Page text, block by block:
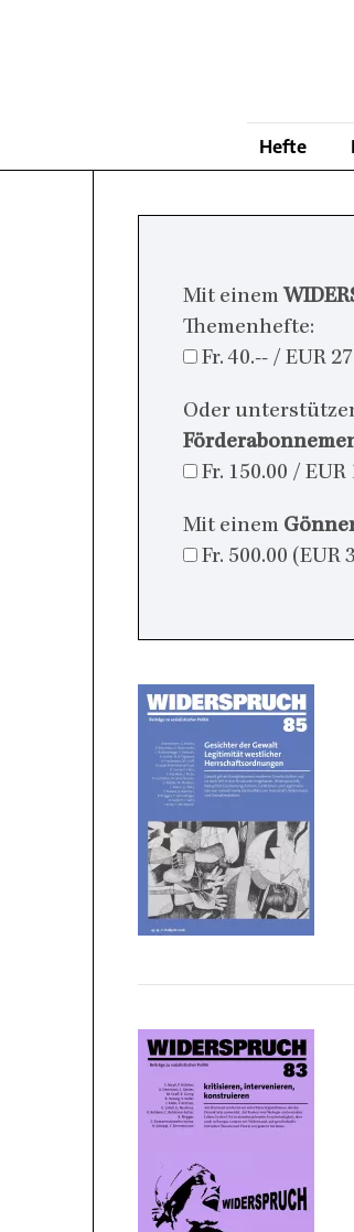
Hefte
Mit einem
Themenhefte:
Fr. 40.-- / EUR
Oder
Fr. 150.00 /
Mit einem
Fr. 500.00 (EUR